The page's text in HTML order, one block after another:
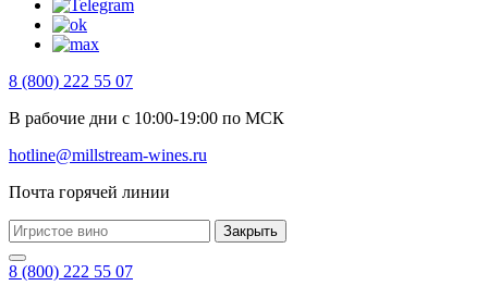
8 (800) 222 55 07
В рабочие дни с 10:00-19:00 по МСК
hotline@millstream-wines.ru
Почта горячей линии
Закрыть
8 (800) 222 55 07